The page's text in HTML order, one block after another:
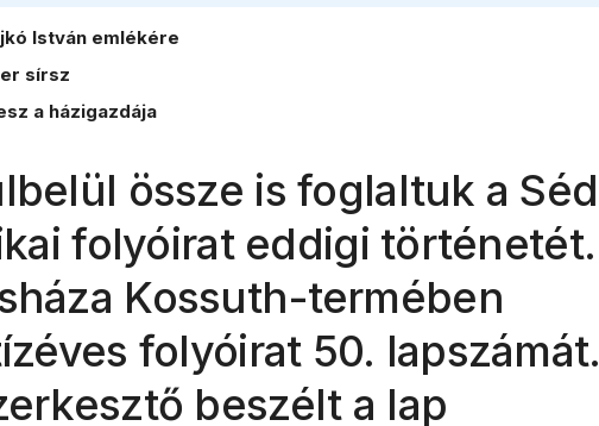
István emlékére
sírsz
a házigazdája
össze is foglaltuk a Séd
folyóirat eddigi történetét.
Kossuth-termében
folyóirat 50. lapszámát.
beszélt a lap